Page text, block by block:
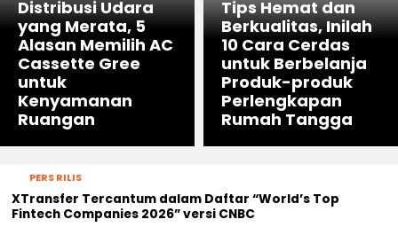
Distribusi Udara
yang Merata, 5
Alasan Memilih AC
Cassette Gree
untuk
Kenyamanan
Ruangan
Tips Hemat dan
Berkualitas, Inilah
10 Cara Cerdas
untuk Berbelanja
Produk-produk
Perlengkapan
Rumah Tangga
PERS RILIS
XTransfer Tercantum dalam Daftar “World’s Top
Fintech Companies 2026” versi CNBC